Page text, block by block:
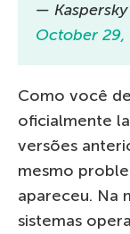
— Kaspersky
October 29,
Como você
oficialmente
versões
mesmo
apareceu. Na
sistemas